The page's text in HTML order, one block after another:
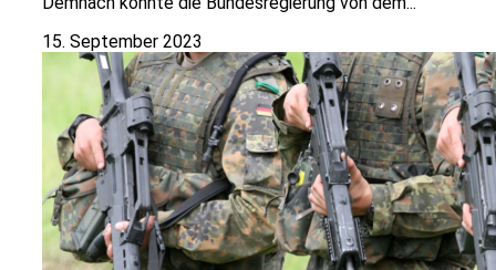
15. September 2023